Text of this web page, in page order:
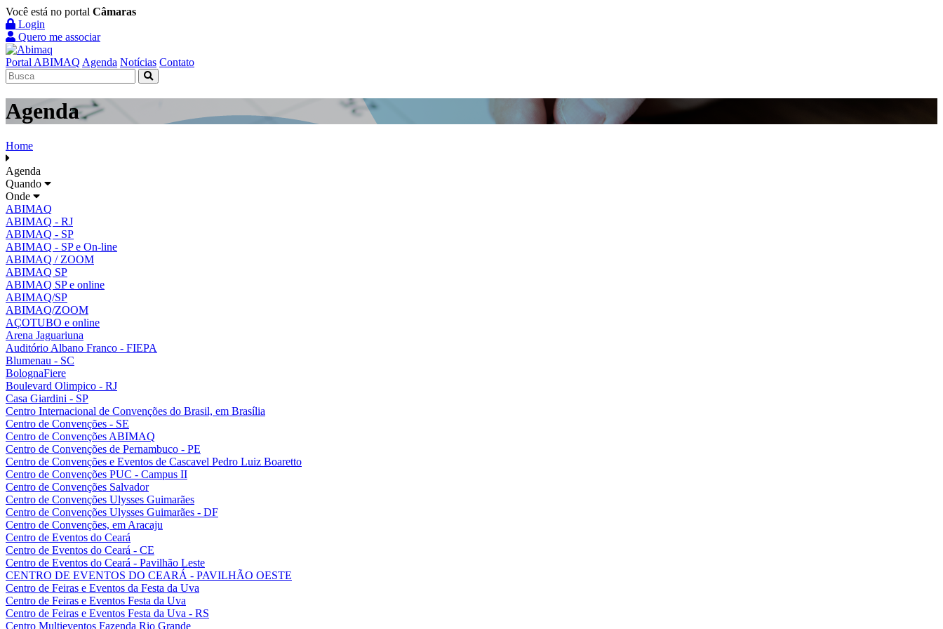
Você está no portal Câmaras
Login
Quero me associar
Portal ABIMAQ Agenda Notícias Contato
Agenda
Home
Agenda
Quando
Onde
ABIMAQ
ABIMAQ - RJ
ABIMAQ - SP
ABIMAQ - SP e On-line
ABIMAQ / ZOOM
ABIMAQ SP
ABIMAQ SP e online
ABIMAQ/SP
ABIMAQ/ZOOM
AÇOTUBO e online
Arena Jaguariuna
Auditório Albano Franco - FIEPA
Blumenau - SC
BolognaFiere
Boulevard Olimpico - RJ
Casa Giardini - SP
Centro Internacional de Convenções do Brasil, em Brasília
Centro de Convenções - SE
Centro de Convenções ABIMAQ
Centro de Convenções de Pernambuco - PE
Centro de Convenções e Eventos de Cascavel Pedro Luiz Boaretto
Centro de Convenções PUC - Campus II
Centro de Convenções Salvador
Centro de Convenções Ulysses Guimarães
Centro de Convenções Ulysses Guimarães - DF
Centro de Convenções, em Aracaju
Centro de Eventos do Ceará
Centro de Eventos do Ceará - CE
Centro de Eventos do Ceará - Pavilhão Leste
CENTRO DE EVENTOS DO CEARÁ - PAVILHÃO OESTE
Centro de Feiras e Eventos da Festa da Uva
Centro de Feiras e Eventos Festa da Uva
Centro de Feiras e Eventos Festa da Uva - RS
Centro Multieventos Fazenda Rio Grande